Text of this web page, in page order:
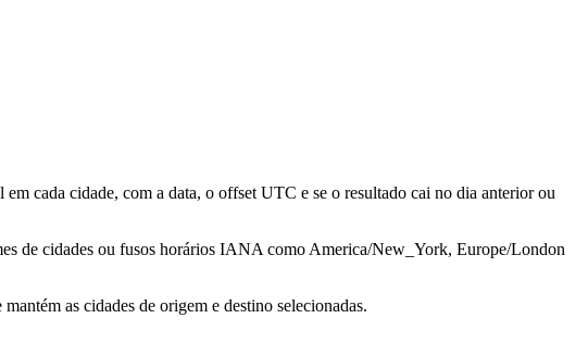
cada cidade, com a data, o offset UTC e se o resultado cai no dia anterior ou
de cidades ou fusos horários IANA como America/New_York, Europe/London
as cidades de origem e destino selecionadas.